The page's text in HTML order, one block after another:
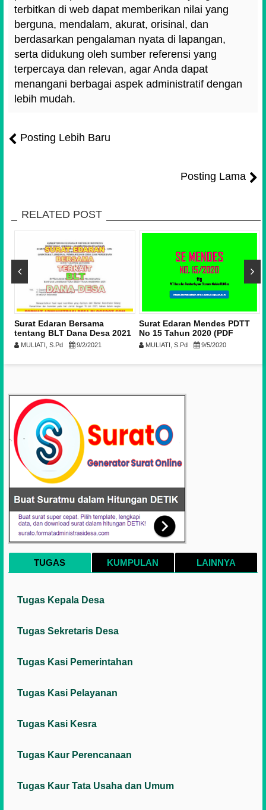
terbitkan di web dapat memberikan nilai yang
berguna, mendalam, akurat, orisinal, dan
berdasarkan pengalaman nyata di lapangan,
serta didukung oleh sumber referensi yang
terpercaya dan relevan, agar Anda dapat
menangani berbagai aspek administratif dengan
lebih mudah.
Posting Lebih Baru
Posting Lama
RELATED POST
Surat Edaran Bersama
tentang BLT Dana Desa 2021
(Nomor 8/PK/2021 dan
MULIATI, S.Pd 9/2/2021
Surat Edaran Mendes PDTT
No 15 Tahun 2020 (PDF
Download)
MULIATI, S.Pd 9/5/2020
TUGAS KUMPULAN LAINNYA
Tugas Kepala Desa
Tugas Sekretaris Desa
Tugas Kasi Pemerintahan
Tugas Kasi Pelayanan
Tugas Kasi Kesra
Tugas Kaur Perencanaan
Tugas Kaur Tata Usaha dan Umum